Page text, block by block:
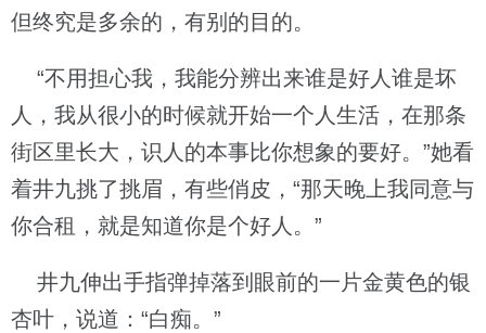
但终究是多余的，有别的目的。
“不用担心我，我能分辨出来谁是好人谁是坏
人，我从很小的时候就开始一个人生活，在那条
街区里长大，识人的本事比你想象的要好。”她看
着井九挑了挑眉，有些俏皮，“那天晚上我同意与
你合租，就是知道你是个好人。”
井九伸出手指弹掉落到眼前的一片金黄色的银
杏叶，说道：“白痴。”